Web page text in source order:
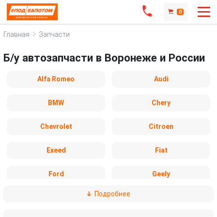
0
Главная Запчасти
Б/у автозапчасти в Воронеже и России
Alfa Romeo Audi
BMW Chery
Chevrolet Citroen
Exeed Fiat
Ford Geely
Подробнее